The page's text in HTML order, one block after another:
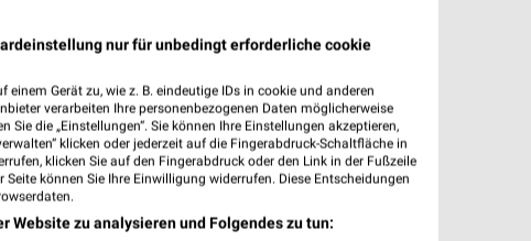
nur für unbedingt erforderliche cookie
Gerät zu, wie z. B. eindeutige IDs in cookie und anderen
verarbeiten Ihre personenbezogenen Daten möglicherweise
die „Einstellungen“. Sie können Ihre Einstellungen akzeptieren,
klicken oder jederzeit auf die Fingerabdruck-Schaltfläche in
klicken Sie auf den Fingerabdruck oder den Link in der Fußzeile
können Sie Ihre Einwilligung widerrufen. Diese Entscheidungen
Website zu analysieren und Folgendes zu tun: